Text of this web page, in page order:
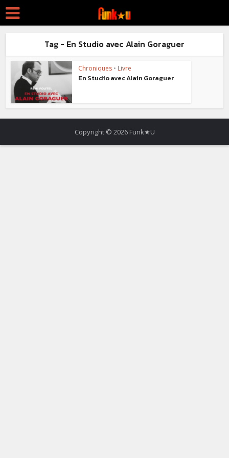
Tag - En Studio avec Alain Goraguer
Chroniques • Livre
En Studio avec Alain Goraguer
Copyright © 2026 Funk★U